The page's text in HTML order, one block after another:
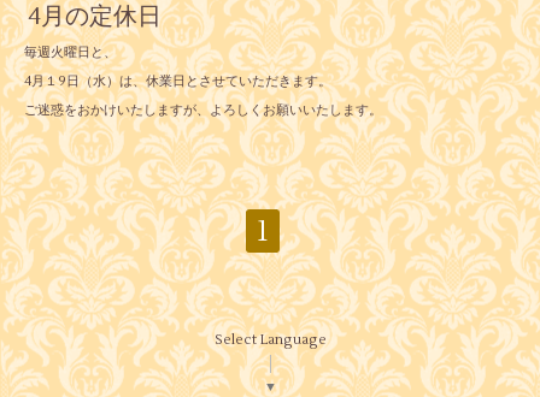
4月の定休日
毎週火曜日と、
4月１9日（水）は、休業日とさせていただきます。
ご迷惑をおかけいたしますが、よろしくお願いいたします。
1
Select Language
▼